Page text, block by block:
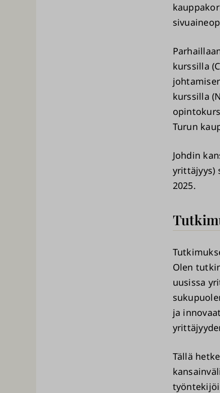
kurssilla
kurssilla
Turun
Johdin
yrittäjyys)
2025.
Olen
uusissa
ja
Tällä